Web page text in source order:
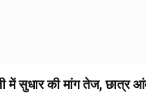
में सुधार की मांग तेज, छात्र